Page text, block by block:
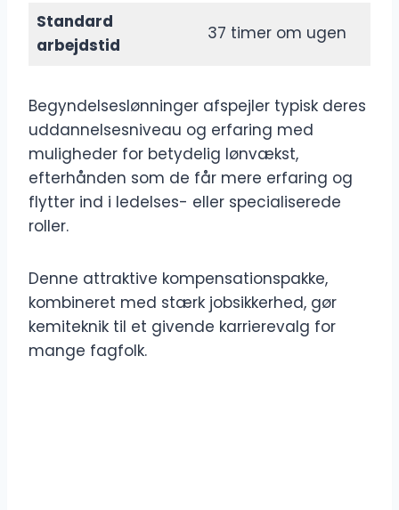
Standard
arbejdstid
37 timer om ugen
Begyndelseslønninger afspejler typisk deres
uddannelsesniveau og erfaring med
muligheder for betydelig lønvækst,
efterhånden som de får mere erfaring og
flytter ind i ledelses- eller specialiserede
roller.
Denne attraktive kompensationspakke,
kombineret med stærk jobsikkerhed, gør
kemiteknik til et givende karrierevalg for
mange fagfolk.